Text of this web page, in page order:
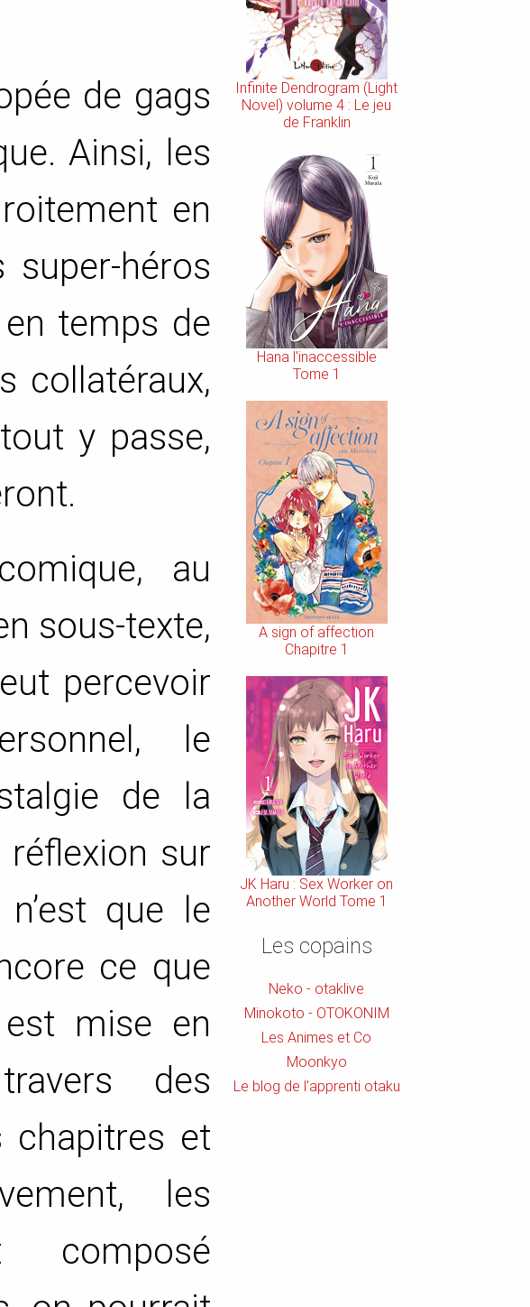
de gags
Ainsi, les
en
super-héros
temps de
collatéraux,
y passe,
au
sous-texte,
percevoir
le
de la
sur
que le
ce que
est mise en
des
chapitres et
les
composé
Infinite Dendrogram (Light
Novel) volume 4 : Le jeu
de Franklin
Hana l'inaccessible
Tome 1
A sign of affection
Chapitre 1
JK Haru : Sex Worker on
Another World Tome 1
Les copains
Neko - otaklive
Minokoto - OTOKONIM
Les Animes et Co
Moonkyo
Le blog de l'apprenti otaku